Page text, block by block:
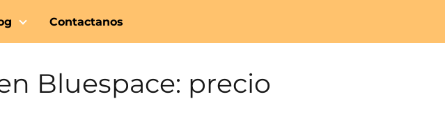
Contactanos
Bluespace: precio